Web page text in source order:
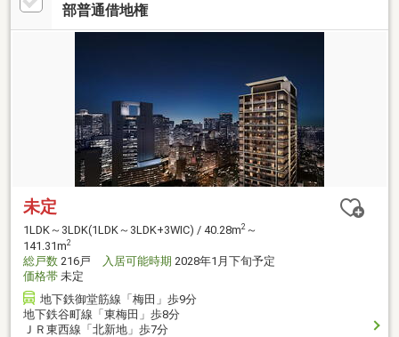
部普通借地権
未定
1LDK～3LDK(1LDK～3LDK+3WIC) / 40.28m2 ～
141.31m2
総戸数 216戸 入居可能時期 2028年1月下旬予定
価格帯 未定
地下鉄御堂筋線「梅田」歩9分
地下鉄谷町線「東梅田」歩8分
ＪＲ東西線「北新地」歩7分